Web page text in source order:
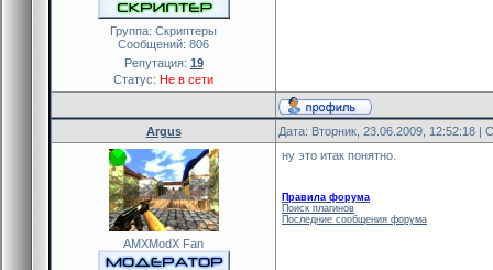
Группа: Скриптеры
Сообщений: 806
Репутация: 19
Статус: Не в сети
Argus Дата: Вторник, 23.06.2009, 12:52:18 |
AMXModX Fan
ну это итак понятно.
Правила форума
Поиск плагинов
Последние сообщения форума